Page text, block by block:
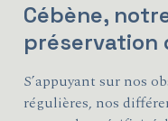
Cébène,
préservation
S’appuyant sur nos
régulières, nos